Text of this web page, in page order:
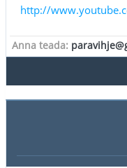
http://
Anna teada: